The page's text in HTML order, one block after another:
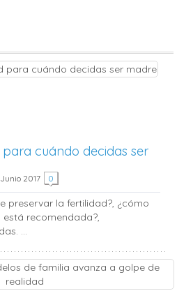
cuándo decidas ser
2017 0
preservar la fertilidad?, ¿cómo
está recomendada?,
...